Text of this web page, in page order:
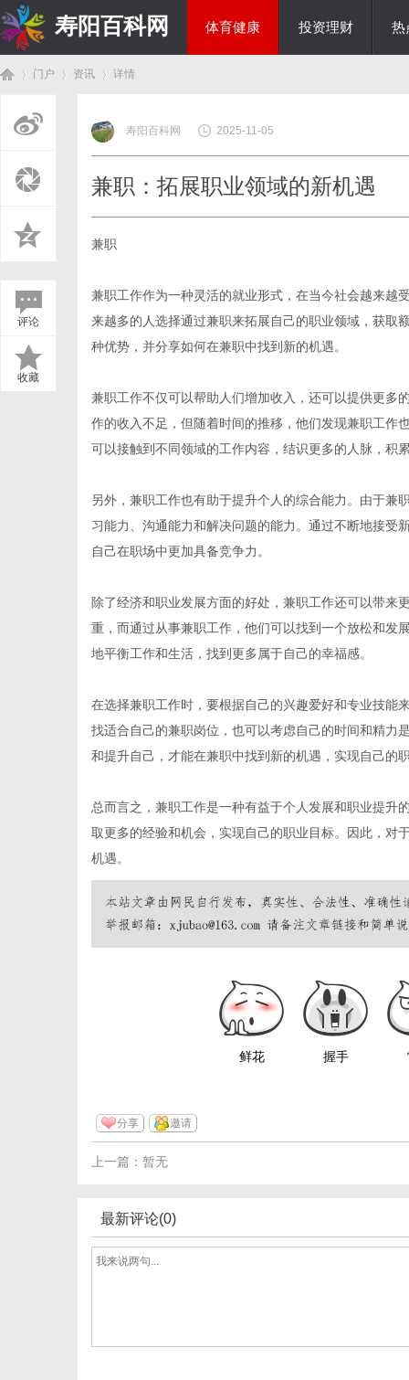
寿阳百科网 体育健康 投资理财 热
门户 资讯
›
详情
评论
收藏
寿阳百科网 2025-11-05
兼职：拓展职业领域的新机遇
兼职
兼职工作作为一种灵活的就业形式，在当今社会越来越
来越多的人选择通过兼职来拓展自己的职业领域，获取
种优势，并分享如何在兼职中找到新的机遇。
兼职工作不仅可以帮助人们增加收入，还可以提供更多
作的收入不足，但随着时间的推移，他们发现兼职工作
可以接触到不同领域的工作内容，结识更多的人脉，积
另外，兼职工作也有助于提升个人的综合能力。由于兼
习能力、沟通能力和解决问题的能力。通过不断地接受
自己在职场中更加具备竞争力。
除了经济和职业发展方面的好处，兼职工作还可以带来
重，而通过从事兼职工作，他们可以找到一个放松和发
地平衡工作和生活，找到更多属于自己的幸福感。
在选择兼职工作时，要根据自己的兴趣爱好和专业技能
找适合自己的兼职岗位，也可以考虑自己的时间和精力
和提升自己，才能在兼职中找到新的机遇，实现自己的
总而言之，兼职工作是一种有益于个人发展和职业提升
取更多的经验和机会，实现自己的职业目标。因此，对
机遇。
鲜花 握手
分享 邀请
上一篇：暂无
最新评论(0)